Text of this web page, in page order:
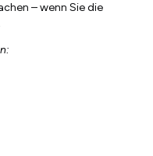
– wenn Sie die